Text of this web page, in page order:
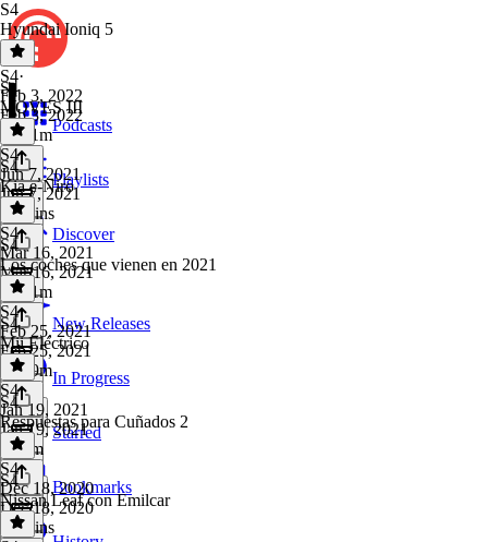
Podcasts
Playlists
Discover
New Releases
In Progress
Starred
Bookmarks
S4
Hyundai Ioniq 5
S4·
Feb 3, 2022
Feb 3, 2022
2h 31m
S4
MOVES III
S4·
Jun 7, 2021
Jun 7, 2021
43 mins
S4
Kia e-Niro
S4·
Mar 16, 2021
Mar 16, 2021
1h 51m
S4
Los coches que vienen en 2021
S4·
Feb 25, 2021
Feb 25, 2021
1h 19m
S4
Mii Eléctrico
S4·
Jan 19, 2021
Jan 19, 2021
2h 7m
S4
Respuestas para Cuñados 2
S4·
Dec 18, 2020
Dec 18, 2020
48 mins
S4
Nissan Leaf con Emilcar